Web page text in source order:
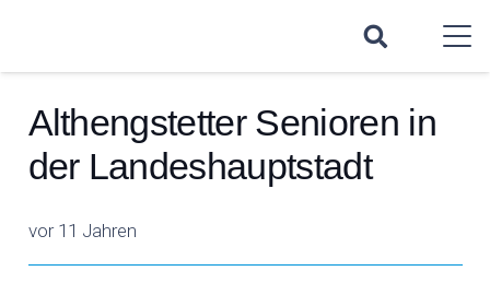
Althengstetter Senioren in
der Landeshauptstadt
vor 11 Jahren